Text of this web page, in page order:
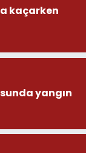
kaçarken
yangın